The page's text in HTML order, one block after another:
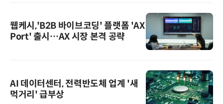
웹케시,'B2B 바이브코딩' 플랫폼 'AX
Port' 출시…AX 시장 본격 공략
AI 데이터센터, 전력반도체 업계 '새
먹거리' 급부상